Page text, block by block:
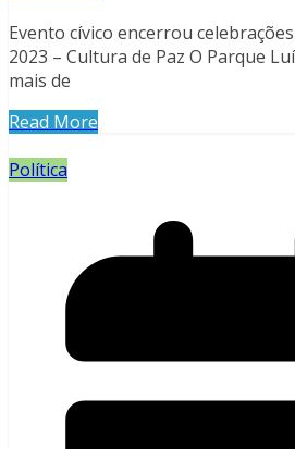
Evento cívico encerrou
2023 – Cultura de Paz O Parque
mais de
Read More
Política